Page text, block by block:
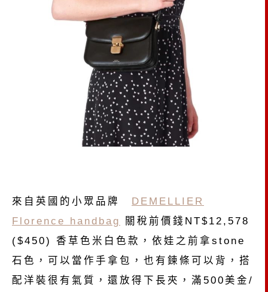
來自英國的小眾品牌 DEMELLIER
Florence handbag
關稅前價錢NT$12,578
($450) 香草色米白色款，依娃之前拿stone
石色，可以當作手拿包，也有鍊條可以背，搭
配洋裝很有氣質，還放得下長夾，滿500美金/